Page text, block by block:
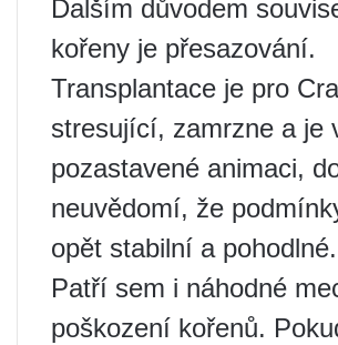
Dalším důvodem
kořeny je přesazování.
Transplantace je pro
stresující, zamrzne a je
pozastavené animaci,
neuvědomí, že
opět stabilní a pohodlné.
Patří sem i náhodné
poškození kořenů.